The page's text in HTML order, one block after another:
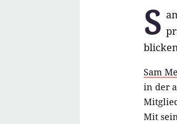
S
Sam
in der
Mit